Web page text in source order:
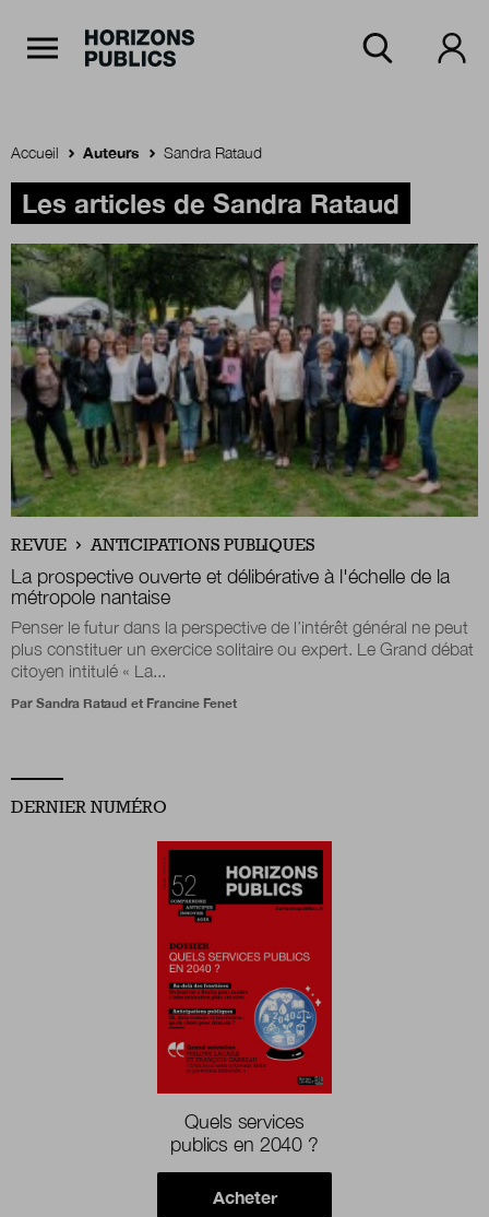
Accueil
Rubriques
Thèmes
Numéros
Boutique
Qui sommes-nous ?
Newsletter
Renseignez votre email afin de suivre l'actualité
de la transformation publique.
sur Twitter
Accueil Auteurs Sandra Rataud
Les articles de Sandra Rataud
REVUE ANTICIPATIONS PUBLIQUES
La prospective ouverte et délibérative à l'échelle de la
métropole nantaise
Penser le futur dans la perspective de l’intérêt général ne peut
plus constituer un exercice solitaire ou expert. Le Grand débat
citoyen intitulé « La...
Par Sandra Rataud et Francine Fenet
DERNIER NUMÉRO
Quels services
publics en 2040 ?
Acheter